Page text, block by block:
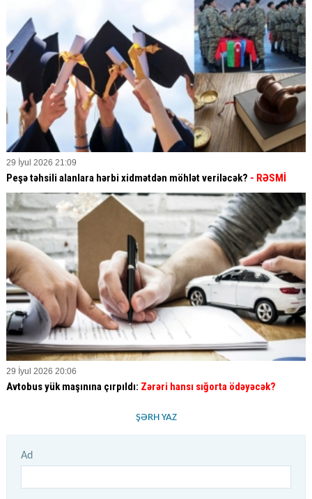
29 İyul 2026 21:09
Peşə təhsili alanlara hərbi xidmətdən möhlət veriləcək? - RƏSMİ
29 İyul 2026 20:06
Avtobus yük maşınına çırpıldı: Zərəri hansı sığorta ödəyəcək?
ŞƏRH YAZ
Ad